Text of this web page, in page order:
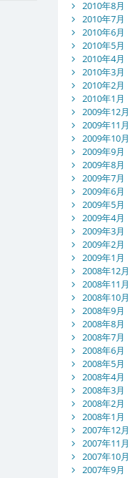
2010年8月
2010年7月
2010年6月
2010年5月
2010年4月
2010年3月
2010年2月
2010年1月
2009年12月
2009年11月
2009年10月
2009年9月
2009年8月
2009年7月
2009年6月
2009年5月
2009年4月
2009年3月
2009年2月
2009年1月
2008年12月
2008年11月
2008年10月
2008年9月
2008年8月
2008年7月
2008年6月
2008年5月
2008年4月
2008年3月
2008年2月
2008年1月
2007年12月
2007年11月
2007年10月
2007年9月